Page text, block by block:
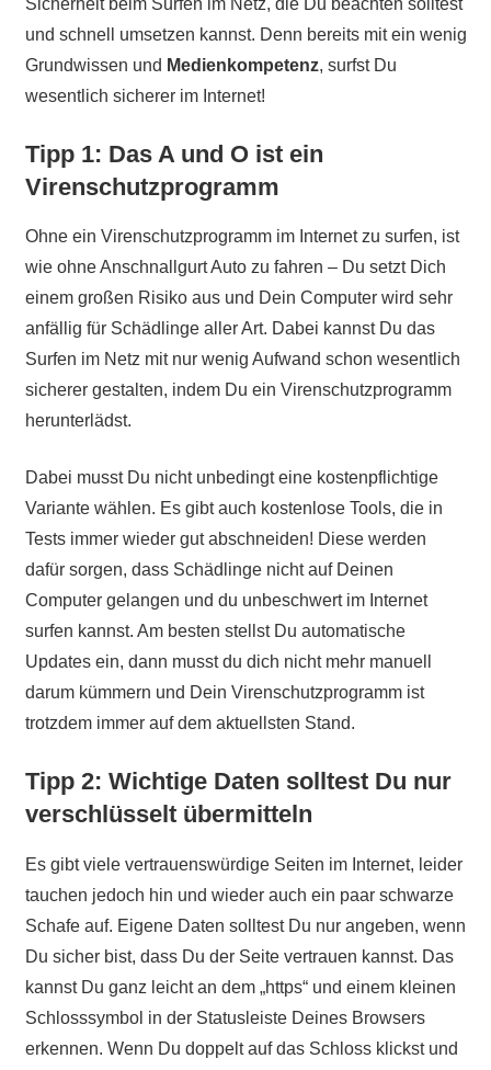
und schnell umsetzen kannst. Denn bereits mit ein wenig
Grundwissen und Medienkompetenz, surfst Du
wesentlich sicherer im Internet!
Tipp 1: Das A und O ist ein
Virenschutzprogramm
Ohne ein Virenschutzprogramm im Internet zu surfen, ist
wie ohne Anschnallgurt Auto zu fahren – Du setzt Dich
einem großen Risiko aus und Dein Computer wird sehr
anfällig für Schädlinge aller Art. Dabei kannst Du das
Surfen im Netz mit nur wenig Aufwand schon wesentlich
sicherer gestalten, indem Du ein Virenschutzprogramm
herunterlädst.
Dabei musst Du nicht unbedingt eine kostenpflichtige
Variante wählen. Es gibt auch kostenlose Tools, die in
Tests immer wieder gut abschneiden! Diese werden
dafür sorgen, dass Schädlinge nicht auf Deinen
Computer gelangen und du unbeschwert im Internet
surfen kannst. Am besten stellst Du automatische
Updates ein, dann musst du dich nicht mehr manuell
darum kümmern und Dein Virenschutzprogramm ist
trotzdem immer auf dem aktuellsten Stand.
Tipp 2: Wichtige Daten solltest Du nur
verschlüsselt übermitteln
Es gibt viele vertrauenswürdige Seiten im Internet, leider
tauchen jedoch hin und wieder auch ein paar schwarze
Schafe auf. Eigene Daten solltest Du nur angeben, wenn
Du sicher bist, dass Du der Seite vertrauen kannst. Das
kannst Du ganz leicht an dem „https“ und einem kleinen
Schlosssymbol in der Statusleiste Deines Browsers
erkennen. Wenn Du doppelt auf das Schloss klickst und